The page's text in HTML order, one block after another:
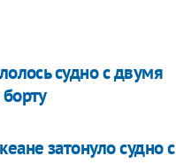
судно с двумя
затонуло судно с